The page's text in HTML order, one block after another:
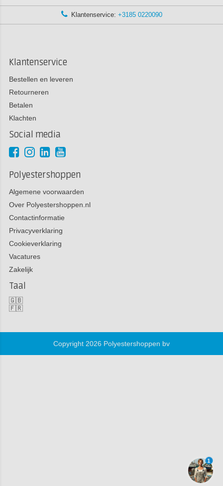
Klantenservice: +3185 0220090
Klantenservice
Bestellen en leveren
Retourneren
Betalen
Klachten
Social media
Polyestershoppen
Algemene voorwaarden
Over Polyestershoppen.nl
Contactinformatie
Privacyverklaring
Cookieverklaring
Vacatures
Zakelijk
Taal
🇬🇧
🇫🇷
Copyright 2026 Polyestershoppen bv
1